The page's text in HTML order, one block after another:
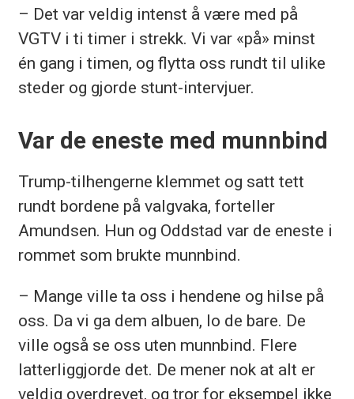
– Det var veldig intenst å være med på
VGTV i ti timer i strekk. Vi var «på» minst
én gang i timen, og flytta oss rundt til ulike
steder og gjorde stunt-intervjuer.
Var de eneste med munnbind
Trump-tilhengerne klemmet og satt tett
rundt bordene på valgvaka, forteller
Amundsen. Hun og Oddstad var de eneste i
rommet som brukte munnbind.
– Mange ville ta oss i hendene og hilse på
oss. Da vi ga dem albuen, lo de bare. De
ville også se oss uten munnbind. Flere
latterliggjorde det. De mener nok at alt er
veldig overdrevet, og tror for eksempel ikke